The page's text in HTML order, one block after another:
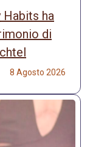
Habits ha
di
8 Agosto 2026